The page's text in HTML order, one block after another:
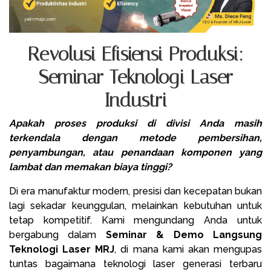
Revolusi Efisiensi Produksi:
Seminar Teknologi Laser
Industri
Apakah proses produksi di divisi Anda masih
terkendala dengan metode pembersihan,
penyambungan, atau penandaan komponen yang
lambat dan memakan biaya tinggi?
Di era manufaktur modern, presisi dan kecepatan bukan
lagi sekadar keunggulan, melainkan kebutuhan untuk
tetap kompetitif. Kami mengundang Anda untuk
bergabung dalam Seminar & Demo Langsung
Teknologi Laser MRJ, di mana kami akan mengupas
tuntas bagaimana teknologi laser generasi terbaru